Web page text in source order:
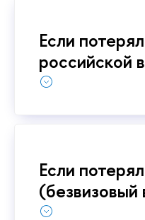
Если
российской
Если
(безвизовый